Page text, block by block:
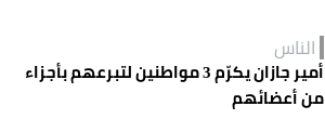
الناس
أمير جازان يكرّم 3 مواطنين لتبرعهم بأجزاء
من أعضائهم